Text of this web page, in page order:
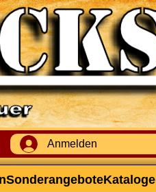
Anmelden
SonderangeboteKataloge